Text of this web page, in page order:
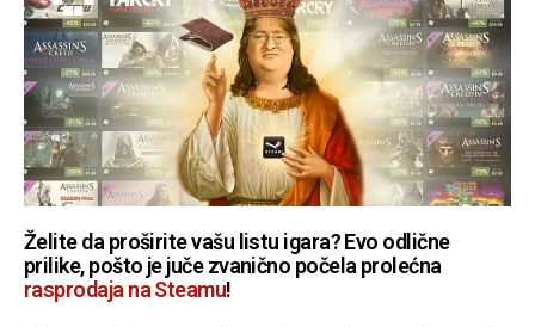
Želite da proširite vašu listu igara? Evo odlične
prilike, pošto je juče zvanično počela prolećna
rasprodaja na Steamu!